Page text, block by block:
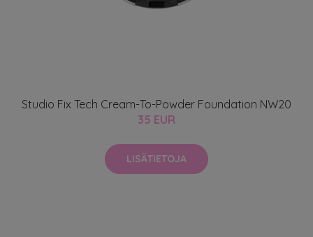
Studio Fix Tech Cream-To-Powder Foundation NW20
35 EUR
LISÄTIETOJA